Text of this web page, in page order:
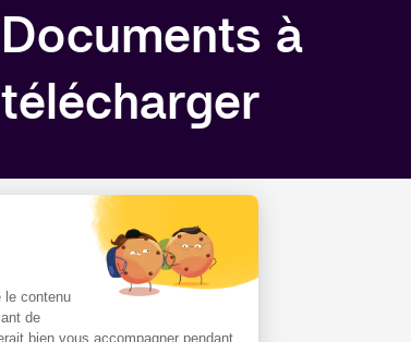
Documents à
télécharger